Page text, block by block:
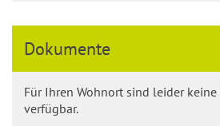
Dokumente
Für Ihren Wohnort sind leider
verfügbar.